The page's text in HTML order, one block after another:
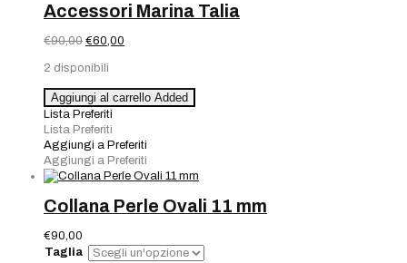
Accessori Marina Talia
€90,00 Il
originale
era:
€90,00.
€60,00
è:
€60,00.
2 disponibili
Accessori
Marina
Talia
quantità
Aggiungi al carrello Added
Lista Preferiti
Lista Preferiti
Aggiungi a Preferiti
Aggiungi a Preferiti
Collana Perle Ovali 11 mm
€90,00
Taglia